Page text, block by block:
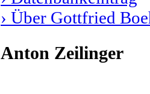
› Über Gottfried
Anton Zeilinger